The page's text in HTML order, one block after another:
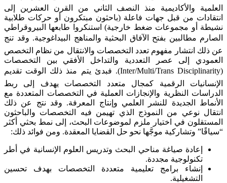
العلمية والأكاديمية منذ النصف الثاني من القرن العشرين إلى
انتقادات من قبل جهات فاعلة (باحثون مبتكرون أو حركات طلابية
نشيطة أو مجموعات ضغط خارجية) استنكروا طابعها البيروقراطي
الصارم مطالبين بفتح الآفاق البحثية والمناهج البيداغوجية. وقد تنج
عن ذلك انتشار مفهوم تعدد التخصصات والانتقال من نظام التخصص
العمودي إلى عصر التعددية والتداخل الأفقي بين التخصصات
(Inter/Multi/Trans Disciplinarity). فبدئ يتم منذ ذلك الوقت تقديم
الإنسانيات الرقمية كمجال متعدد التخصصات يهدف إلى ربط
الدراسات النظرية والإنجازات العملية في التخصصات المتعددة مع
الأنماط الجديدة للنشر العلمي وإنتاج المعرفة. وقد نتج عن ذلك
انتقال نوعي من النموذج الذي تهيمن فيه التخصصات والباحثون
المستقلون في اختيار ملزم لموضوعات البحث، إلى نمط بحثي أكثر
“سياقًا” وتشاركية موجَّها نحو حل القضايا المعقدة. ومن فوائد ذلك:
إعادة صياغة مناحي البحث وتدريس العلوم الإنسانية في أطر
تكنولوجية مجددة.
إنشاء برامج تعليمية متعددة التخصصات بهدف تحسين
التشغيلية.